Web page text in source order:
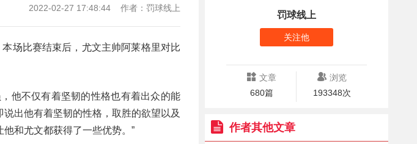
2022-02-27 17:48:44 作者：罚球线上
场比赛结束后，尤文主帅阿莱格里对比
他不仅有着坚韧的性格也有着出众的能
出他有着坚韧的性格，取胜的欲望以及
和尤文都获得了一些优势。”
罚球线上
关注他
文章
680篇
浏览
193348次
作者其他文章